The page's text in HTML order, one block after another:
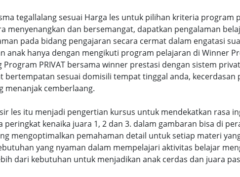
tegallalang sesuai Harga les untuk pilihan kriteria
menyenangkan dan bersemangat, dapatkan pengalaman
pada bidang pengajaran secara cermat dalam engatasi
anak hanya dengan mengikuti program pelajaran di Winner
Program PRIVAT bersama winner prestasi dengan sistem
bertempatan sesuai domisili tempat tinggal anda,
menanjak cemberlaang.
les itu menjadi pengertian kursus untuk mendekatkan rasa
peringkat kenaika juara 1, 2 dan 3. dalam gambaran bisa di
mengoptimalkan pemahaman detail untuk setiap materi
yang nyaman dalam mempelajari aktivitas belajar
dari kebutuhan untuk menjadikan anak cerdas dan juara